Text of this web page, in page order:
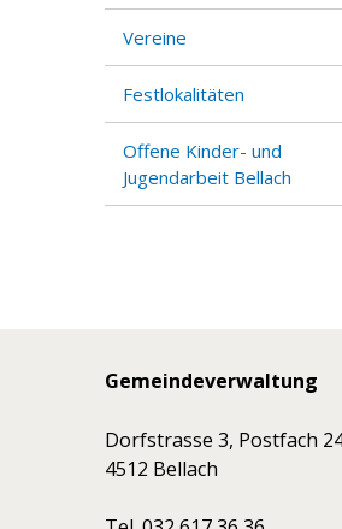
Vereine
Festlokalitäten
Offene Kinder- und
Jugendarbeit Bellach
Footer
Gemeindeverwaltung
Dorfstrasse 3, Postfach
4512 Bellach